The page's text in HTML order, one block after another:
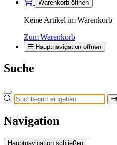
Warenkorb öffnen
Keine Artikel im Warenkorb
Zum Warenkorb
Hauptnavigation öffnen
Suche
Navigation
Hauptnavigation schließen